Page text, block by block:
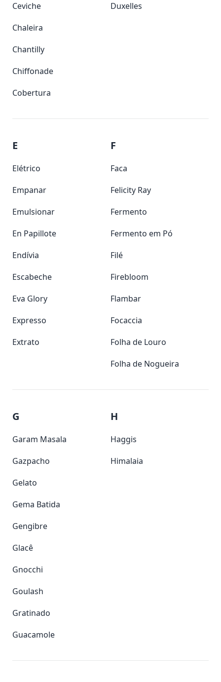
Ceviche
Chaleira
Chantilly
Chiffonade
Cobertura
Duxelles
E
Elétrico
Empanar
Emulsionar
En Papillote
Endívia
Escabeche
Eva Glory
Expresso
Extrato
F
Faca
Felicity Ray
Fermento
Fermento em Pó
Filé
Firebloom
Flambar
Focaccia
Folha de Louro
Folha de Nogueira
G
Garam Masala
Gazpacho
Gelato
Gema Batida
Gengibre
Glacê
Gnocchi
Goulash
Gratinado
Guacamole
H
Haggis
Himalaia